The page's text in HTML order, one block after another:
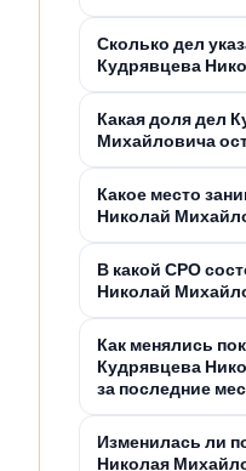
Сколько дел
Кудрявцева
Какая доля дел
Михайловича
Какое место
Николай
В какой СРО
Николай
Как менялись
Кудрявцева
за последние
Изменилась ли
Николая